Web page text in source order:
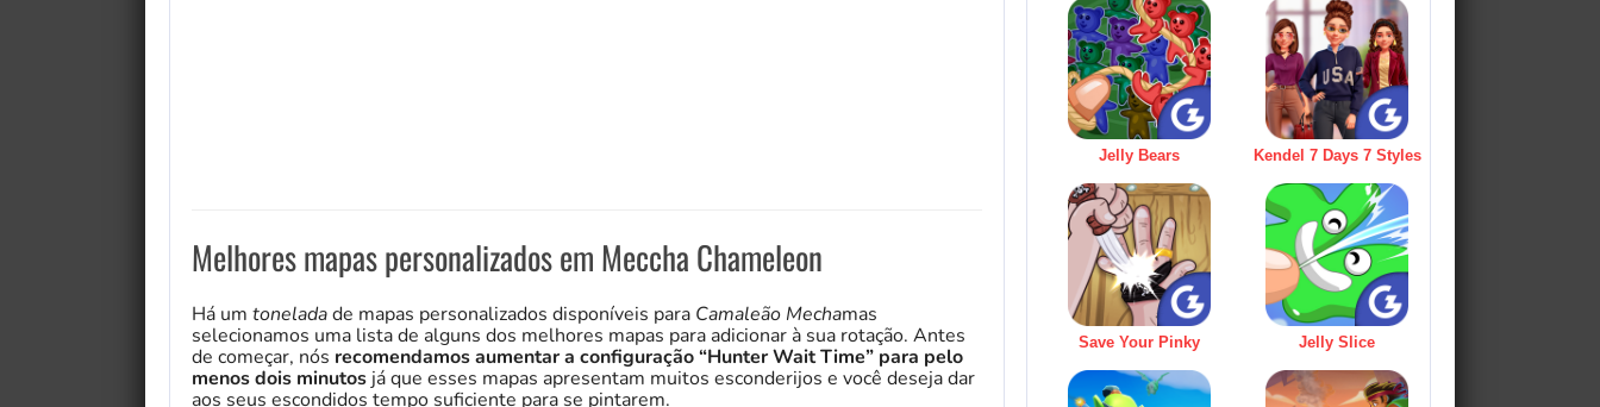
Melhores mapas personalizados em Meccha Chameleon
Há um toneladade mapas personalizados disponíveis para Camaleão Mechamas
selecionamos uma lista de alguns dos melhores mapas para adicionar à sua rotação. Antes
de começar, nós recomendamos aumentar a configuração “Hunter Wait Time” para pelo
menos dois minutos já que esses mapas apresentam muitos esconderijos e você deseja dar
aos seus escondidos tempo suficiente para se pintarem.
Jelly Bears Kendel 7 Days 7 Styles
Save Your Pinky Jelly Slice